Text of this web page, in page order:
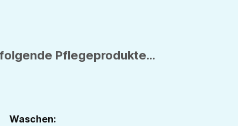
Pflegeprodukte...
Waschen: